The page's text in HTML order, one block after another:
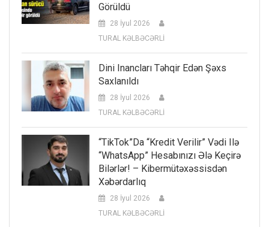
Görüldü
28 İyul 2026
TURAL KƏLBƏCƏRLİ
Dini Inancları Təhqir Edən Şəxs
Saxlanıldı
28 İyul 2026
TURAL KƏLBƏCƏRLİ
“TikTok”da “kredit Verilir” Vədi Ilə
“WhatsApp” Hesabınızı Ələ Keçirə
Bilərlər! – Kibermütəxəssisdən
Xəbərdarlıq
28 İyul 2026
TURAL KƏLBƏCƏRLİ